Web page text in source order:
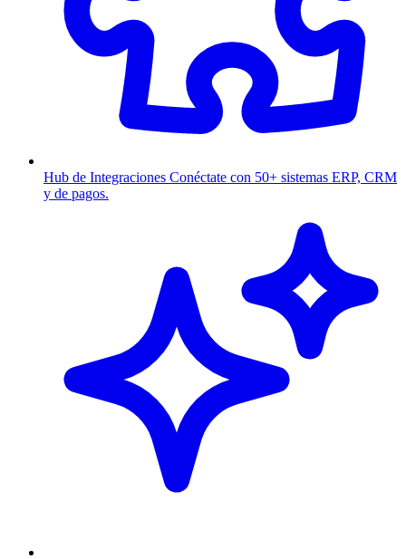
Hub de Integraciones Conéctate con 50+ sistemas ERP, CRM
y de pagos.